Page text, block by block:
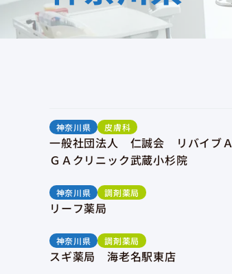
神奈川県 皮膚科
一般社団法人 仁誠会 リバイブＡ
ＧＡクリニック武蔵小杉院
神奈川県 調剤薬局
リーフ薬局
神奈川県 調剤薬局
スギ薬局 海老名駅東店